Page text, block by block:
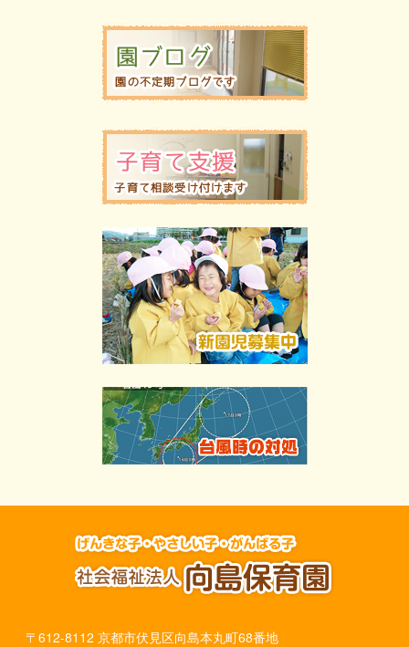
〒612-8112 京都市伏見区向島本丸町68番地